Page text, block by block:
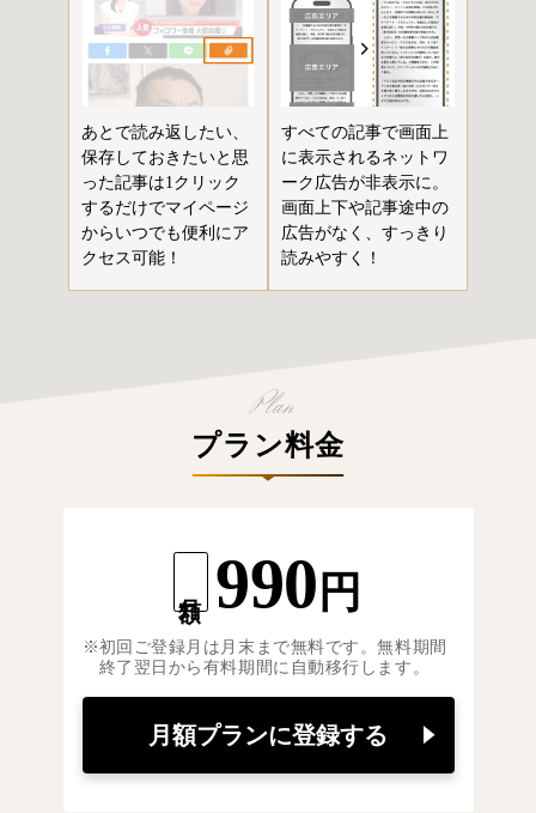
あとで読み返したい、
保存しておきたいと思
った記事は1クリック
するだけでマイページ
からいつでも便利にア
クセス可能！
すべての記事で画面上
に表示されるネットワ
ーク広告が非表示に。
画面上下や記事途中の
広告がなく、すっきり
読みやすく！
プラン料金
990 円
初回ご登録月は月末まで無料です。無料期間
終了翌日から有料期間に自動移行します。
月額プランに登録する